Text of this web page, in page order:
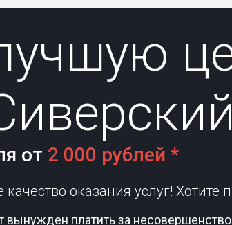
от 2 000 рублей *
оказания услуг! Хотите
платить за